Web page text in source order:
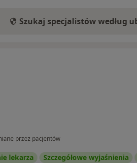
Szukaj specjalistów według
przez pacjentów
lekarza Szczegółowe wyjaśnienia